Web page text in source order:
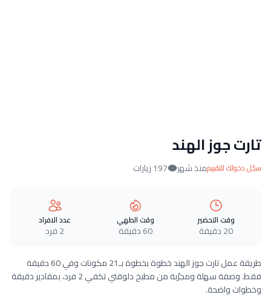
تارت جوز الهند
سجّل دخولك للتقييممنذ شهر 197 زيارات
وقت التحضير
20 دقيقة
وقت الطهي
60 دقيقة
عدد الافراد
2 فرد
طريقة عمل تارت جوز الهند خطوة بخطوة بـ21 مكونات وفي 60 دقيقة
فقط. وصفة سهلة ومجرّبة من مطبخ دلوقتي تكفي 2 فرد، بمقادير دقيقة
وخطوات واضحة.